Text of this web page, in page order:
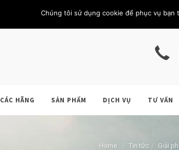
KHÁCH HÀNG LIÊN HỆ THÀNH VIÊN
CÁC HÃNG SẢN PHẨM DỊCH VỤ TƯ VẤN
Home / Tin tức / Giải
Chúng tôi sử dụng cookie để phục vụ